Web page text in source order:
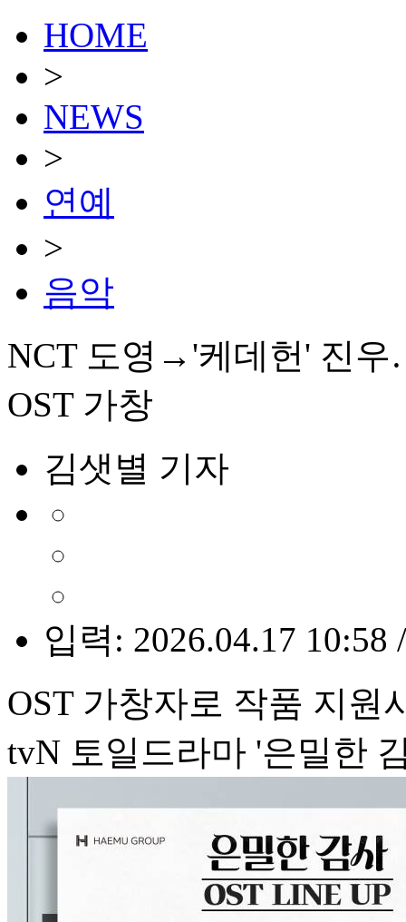
HOME
>
NEWS
>
연예
>
음악
NCT 도영→'케데헌' 진우
OST 가창
김샛별 기자
입력: 2026.04.17 10:58
OST 가창자로 작품 지
tvN 토일드라마 '은밀한